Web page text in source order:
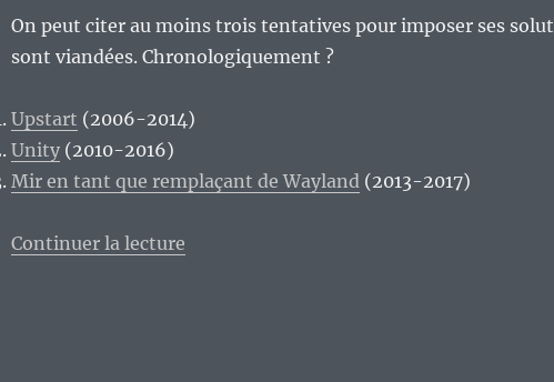
On peut citer au moins trois tentatives pour imposer ses
sont viandées. Chronologiquement ?
Upstart (2006-2014)
Unity(2010-2016)
Mir en tant que remplaçant de Wayland(2013-2017)
Continuer la lecturede « Le monde du libre actuel part en